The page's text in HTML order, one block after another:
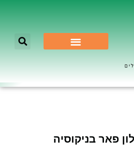
פאר בניקוסיה